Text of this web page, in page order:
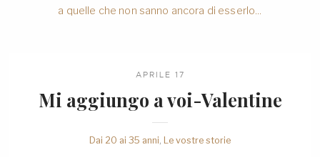
a quelle che non sanno ancora di esserlo...
APRILE 17
Mi aggiungo a voi-Valentine
Dai 20 ai 35 anni, Le vostre storie